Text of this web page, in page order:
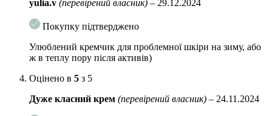
крему на обличчя. Можна використовувати як вранці, так і ввечері.
Обʼєм:50 мл
yulia.v (перевірений власник) – 29.12.2024
Покупку підтверджено
Улюблений кремчик для проблемної шкіри на зиму, або
ж в теплу пору після активів)
Оцінено в 5 з 5
Дуже класний крем (перевірений власник) – 24.11.2024